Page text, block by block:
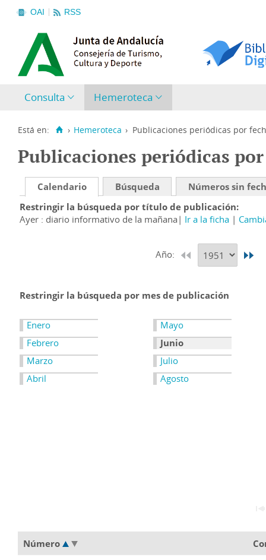
OAI RSS
Consulta Hemeroteca
Está en: › Hemeroteca › Publicaciones periódicas por
Publicaciones periódicas
Calendario Búsqueda
Números sin
Restringir la búsqueda por título de publicación
Ayer : diario informativo de la mañana
Ir a la ficha
Año:
Restringir la búsqueda por mes de publicación
Enero
Febrero
Marzo
Abril
Mayo
Junio
Julio
Agosto
Número